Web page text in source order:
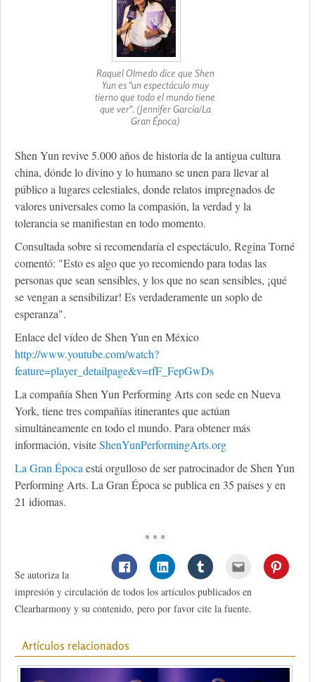
Raquel Olmedo dice que Shen
Yun es "un espectáculo muy
tierno que todo el mundo tiene
que ver". (Jennifer García/La
Gran Época)
Shen Yun revive 5.000 años de historia de la antigua cultura
china, dónde lo divino y lo humano se unen para llevar al
público a lugares celestiales, donde relatos impregnados de
valores universales como la compasión, la verdad y la
tolerancia se manifiestan en todo momento.
Consultada sobre si recomendaría el espectáculo, Regina Torné
comentó: "Esto es algo que yo recomiendo para todas las
personas que sean sensibles, y los que no sean sensibles, ¡qué
se vengan a sensibilizar! Es verdaderamente un soplo de
esperanza".
Enlace del vídeo de Shen Yun en México
http://www.youtube.com/watch?
feature=player_detailpage&v=rfF_FepGwDs
La compañía Shen Yun Performing Arts con sede en Nueva
York, tiene tres compañías itinerantes que actúan
simultáneamente en todo el mundo. Para obtener más
información, visiteShenYunPerformingArts.org
La Gran Épocaestá orgulloso de ser patrocinador de Shen Yun
Performing Arts. La Gran Época se publica en 35 países y en
21 idiomas.
* * *
Se autoriza la
impresión y circulación de todos los artículos publicados en
Clearharmony y su contenido, pero por favor cite la fuente.
Artículos relacionados